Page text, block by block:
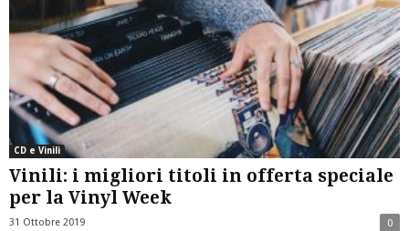
CD e Vinili
Vinili: i migliori titoli in offerta speciale
per la Vinyl Week
31 Ottobre 2019 0